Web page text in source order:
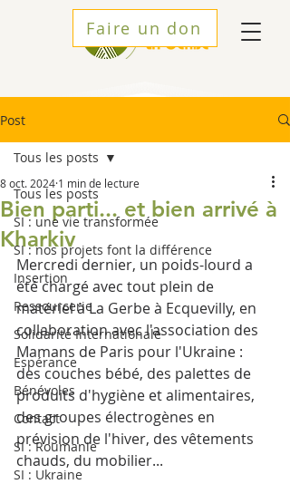
Faire un don
Post
Tous les posts
SI : une vie transformée
SI : nos projets font la différence
Insertion
Ressourcerie
Solidarité Internationale
Espérance
Bénévoles
Contact
SI : Roumanie
SI : Ukraine
Tous les posts
Bien parti... et bien arrivé à
Kharkiv
8 oct. 2024 1 min de lecture
Mercredi dernier, un poids-lourd a
été chargé avec tout plein de
matériel à La Gerbe à Ecquevilly, en
collaboration avec l'association des
Mamans de Paris pour l'Ukraine :
des couches bébé, des palettes de
produits d'hygiène et alimentaires,
des groupes électrogènes en
prévision de l'hiver, des vêtements
chauds, du mobilier...